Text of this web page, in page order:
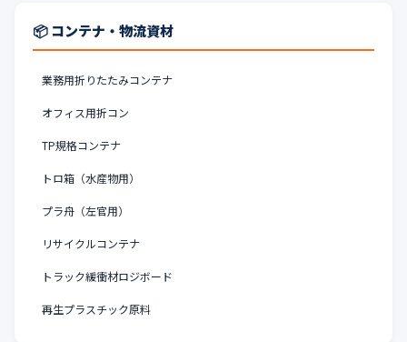
📦 コンテナ・物流資材
業務用折りたたみコンテナ
オフィス用折コン
TP規格コンテナ
トロ箱（水産物用）
プラ舟（左官用）
リサイクルコンテナ
トラック緩衝材ロジボード
再生プラスチック原料